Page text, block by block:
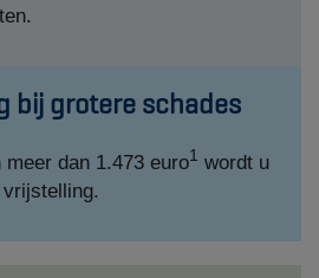
bij grotere schades
dan 1.473 euro1 wordt u